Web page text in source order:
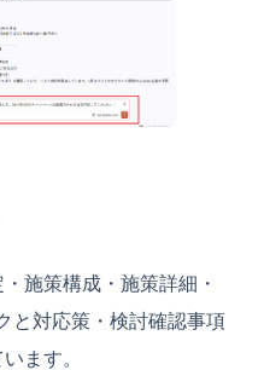
施策構成・施策詳細・
と対応策・検討確認事項
ます。